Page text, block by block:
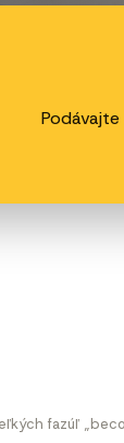
fazúľ